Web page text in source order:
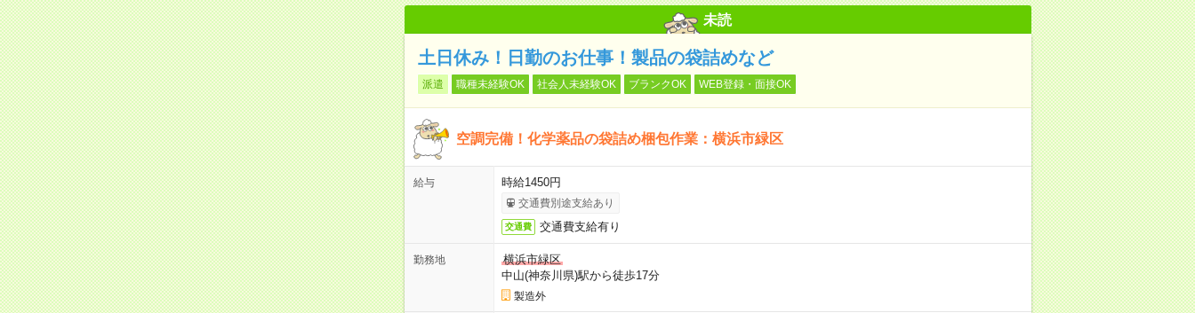
未読
土日休み！日勤のお仕事！製品の袋詰めなど
派遣 職種未経験OK 社会人未経験OK ブランクOK WEB登録・面接OK
空調完備！化学薬品の袋詰め梱包作業：横浜市緑区
給与 時給1450円
交通費別途支給あり
交通費 交通費支給有り
勤務地
横浜市緑区
中山(神奈川県)駅から徒歩17分
製造外